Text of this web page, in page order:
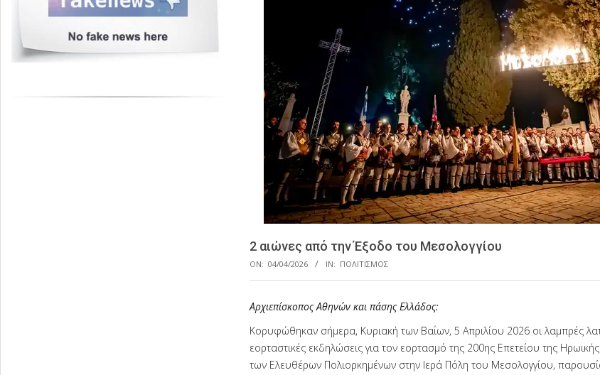
2 αιώνες από την Έξοδο του Μεσολογγίου
ON: 04/04/2026 IN: ΠΟΛΙΤΙΣΜΟΣ
Αρχιεπίσκοπος Αθηνών και πάσης Ελλάδος:
Κορυφώθηκαν σήμερα, Κυριακή των Βαΐων, 5 Απριλίου 2026 οι λαμπρές
εορταστικές εκδηλώσεις για τον εορτασμό της 200ης Επετείου της
των Ελευθέρων Πολιορκημένων στην Ιερά Πόλη του Μεσολογγίου,